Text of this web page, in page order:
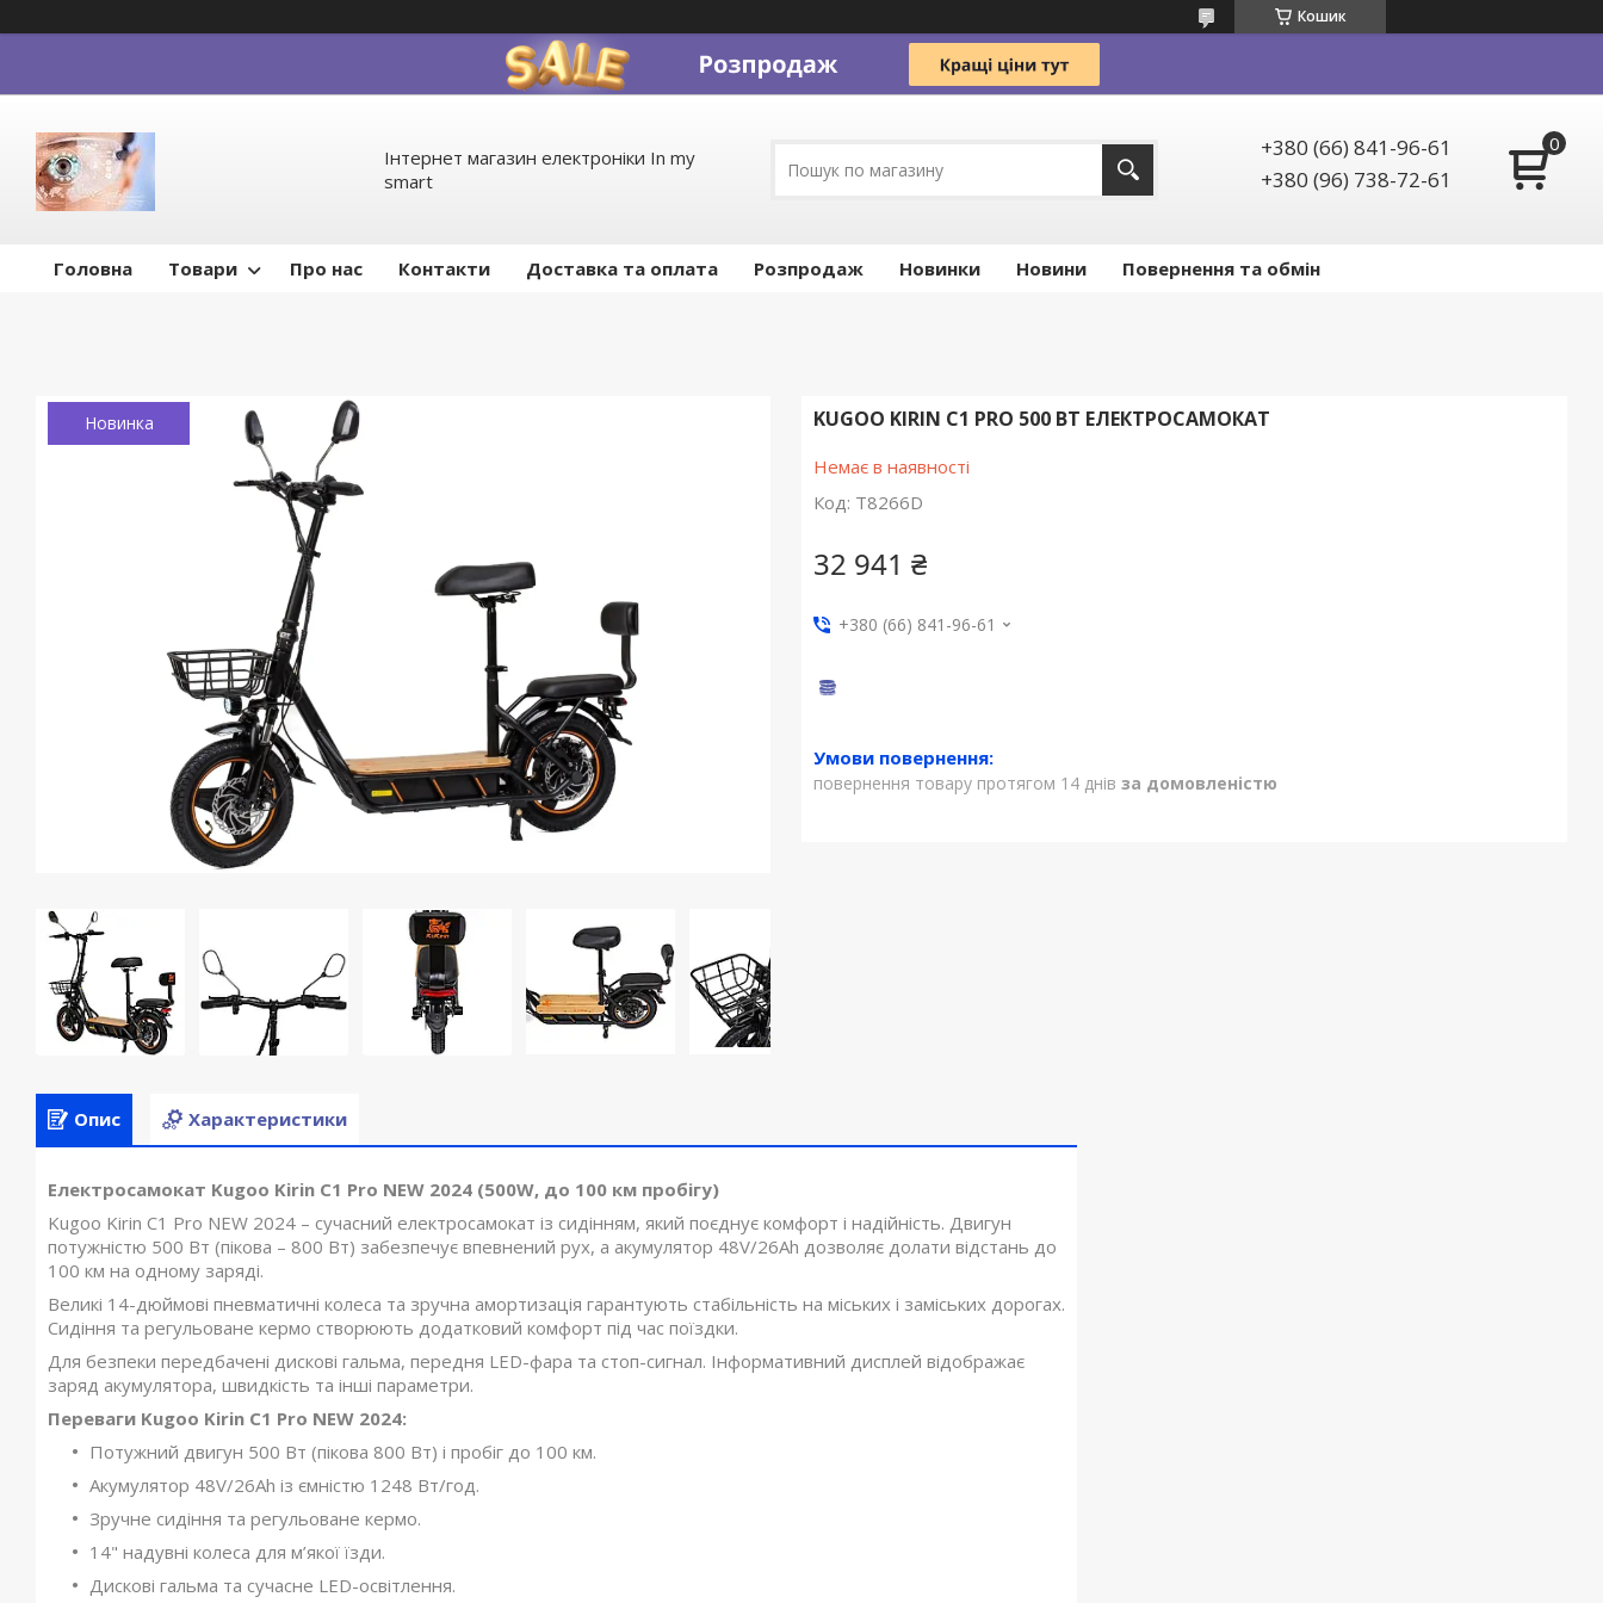
Кошик
Інтернет магазин електроніки In my
smart
+380 (66) 841-96-61
+380 (96) 738-72-61
Головна Товари Про нас Контакти Доставка та оплата Pозпродаж Новинки Новини Повернення та обмін
Новинка KUGOO KIRIN C1 PRO 500 ВТ ЕЛЕКТРОСАМОКАТ
Немає в наявності
Код: T8266D
32 941 ₴
+380 (66) 841-96-61
повернення товару протягом 14 днів за домовленістю
Опис Характеристики
Електросамокат Kugoo Kirin C1 Pro NEW 2024 (500W, до 100 км пробігу)
Kugoo Kirin C1 Pro NEW 2024 – сучасний електросамокат із сидінням, який поєднує комфорт і надійність. Двигун
потужністю 500 Вт (пікова – 800 Вт) забезпечує впевнений рух, а акумулятор 48V/26Ah дозволяє долати відстань до
100 км на одному заряді.
Великі 14-дюймові пневматичні колеса та зручна амортизація гарантують стабільність на міських і заміських дорогах.
Сидіння та регульоване кермо створюють додатковий комфорт під час поїздки.
Для безпеки передбачені дискові гальма, передня LED-фара та стоп-сигнал. Інформативний дисплей відображає
заряд акумулятора, швидкість та інші параметри.
Переваги Kugoo Kirin C1 Pro NEW 2024:
Потужний двигун 500 Вт (пікова 800 Вт) і пробіг до 100 км.
Акумулятор 48V/26Ah із ємністю 1248 Вт/год.
Зручне сидіння та регульоване кермо.
14" надувні колеса для м’якої їзди.
Дискові гальма та сучасне LED-освітлення.